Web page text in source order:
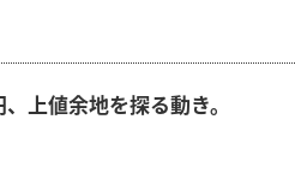
上値余地を探る動き。